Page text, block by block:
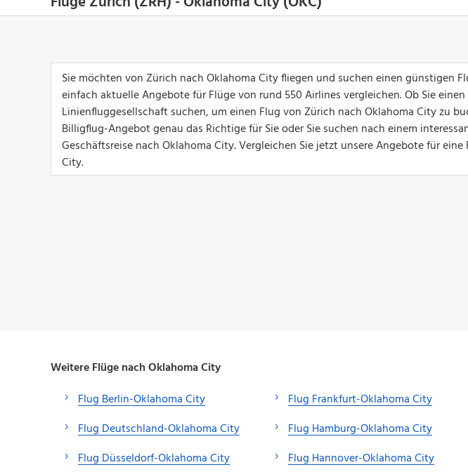
Sie möchten von Zürich nach Oklahoma City fliegen und suchen einen günstigen
einfach aktuelle Angebote für Flüge von rund 550 Airlines vergleichen. Ob Sie
Linienfluggesellschaft suchen, um einen Flug von Zürich nach Oklahoma City zu
Billigflug-Angebot genau das Richtige für Sie oder Sie suchen nach einem
Geschäftsreise nach Oklahoma City. Vergleichen Sie jetzt unsere Angebote für
City.
Weitere Flüge nach Oklahoma City
Flug Berlin-Oklahoma City
Flug Deutschland-Oklahoma City
Flug Düsseldorf-Oklahoma City
Flug Frankfurt-Oklahoma City
Flug Hamburg-Oklahoma City
Flug Hannover-Oklahoma City